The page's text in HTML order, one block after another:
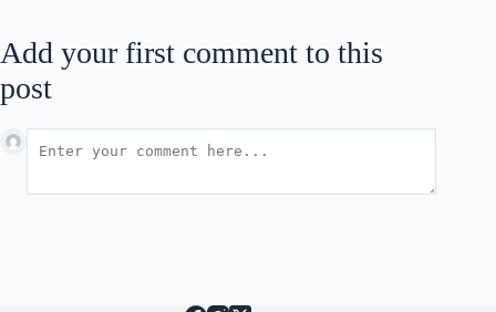
Add your first comment to this
post